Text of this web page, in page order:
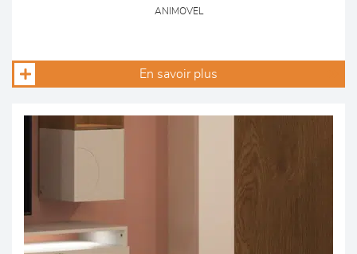
ANIMOVEL
En savoir plus